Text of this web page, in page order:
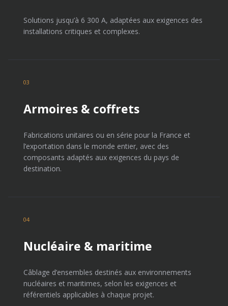
Solutions jusqu’à 6 300 A, adaptées aux exigences des
installations critiques et complexes.
03
Armoires & coffrets
Fabrications unitaires ou en série pour la France et
l’exportation dans le monde entier, avec des
composants adaptés aux exigences du pays de
destination.
04
Nucléaire & maritime
Câblage d’ensembles destinés aux environnements
nucléaires et maritimes, selon les exigences et
référentiels applicables à chaque projet.